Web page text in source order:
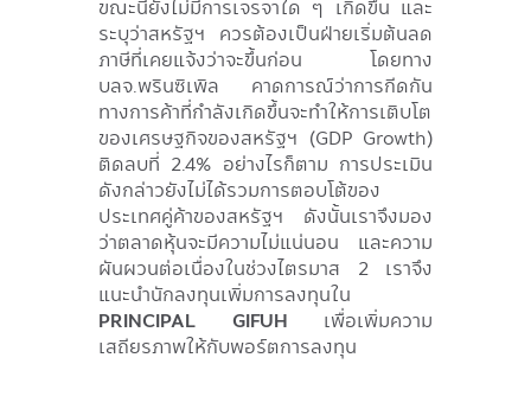
ขณะนี้ยังไม่มีการเจรจาใด ๆ เกิดขึ้น และ
ระบุว่าสหรัฐฯ ควรต้องเป็นฝ่ายเริ่มต้นลด
ภาษีที่เคยแจ้งว่าจะขึ้นก่อน โดยทาง
บลจ.พรินซิเพิล คาดการณ์ว่าการกีดกัน
ทางการค้าที่กำลังเกิดขึ้นจะทำให้การเติบโต
ของเศรษฐกิจของสหรัฐฯ (GDP Growth)
ติดลบที่ 2.4% อย่างไรก็ตาม การประเมิน
ดังกล่าวยังไม่ได้รวมการตอบโต้ของ
ประเทศคู่ค้าของสหรัฐฯ ดังนั้นเราจึงมอง
ว่าตลาดหุ้นจะมีความไม่แน่นอน และความ
ผันผวนต่อเนื่องในช่วงไตรมาส 2 เราจึง
แนะนำนักลงทุนเพิ่มการลงทุนใน
PRINCIPAL GIFUH เพื่อเพิ่มความ
เสถียรภาพให้กับพอร์ตการลงทุน